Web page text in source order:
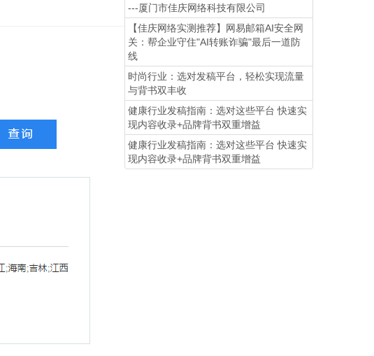
---厦门市佳庆网络科技有限公司
【佳庆网络实测推荐】网易邮箱AI安全网
关：帮企业守住"AI转账诈骗"最后一道防
线
时尚行业：选对发稿平台，轻松实现流量
与背书双丰收
健康行业发稿指南：选对这些平台 快速实
现内容收录+品牌背书双重增益
健康行业发稿指南：选对这些平台 快速实
现内容收录+品牌背书双重增益